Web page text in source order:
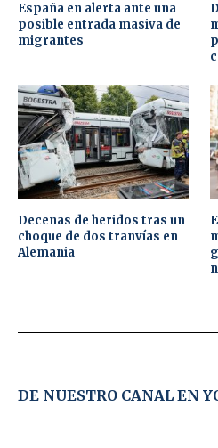
España en alerta ante una
posible entrada masiva de
migrantes
Decenas de heridos tras un
choque de dos tranvías en
Alemania
DE NUESTRO CANAL EN